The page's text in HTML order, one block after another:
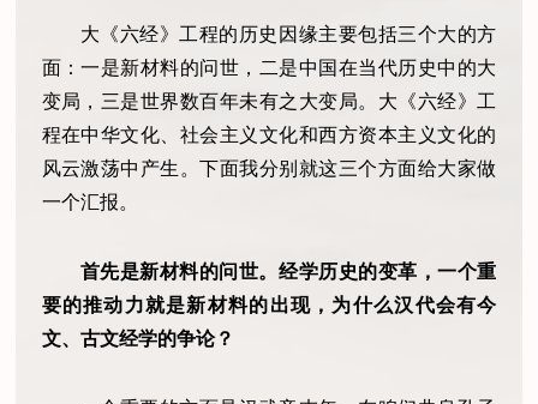
大《六经》工程的历史因缘主要包括三个大的方
面：一是新材料的问世，二是中国在当代历史中的大
变局，三是世界数百年未有之大变局。大《六经》工
程在中华文化、社会主义文化和西方资本主义文化的
风云激荡中产生。下面我分别就这三个方面给大家做
一个汇报。
首先是新材料的问世。经学历史的变革，一个重
要的推动力就是新材料的出现，为什么汉代会有今
文、古文经学的争论？